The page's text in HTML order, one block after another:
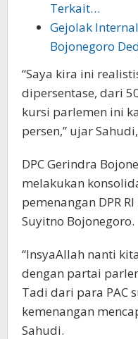
Terkait…
Gejolak
Bojonegoro
“Saya kira ini
dipersentase, dari
kursi parlemen ini
persen,” ujar
DPC Gerindra
melakukan
pemenangan DPR
Suyitno Bojonegoro.
“InsyaAllah nanti
dengan partai
Tadi dari para PAC
kemenangan
Sahudi.